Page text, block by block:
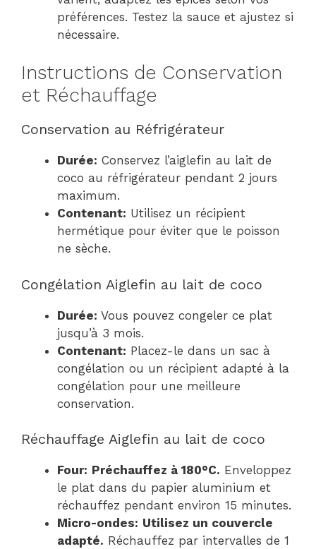
préférences. Testez la sauce et ajustez si
nécessaire.
Instructions de Conservation
et Réchauffage
Conservation au Réfrigérateur
Durée: Conservez l’aiglefin au lait de
coco au réfrigérateur pendant 2 jours
maximum.
Contenant: Utilisez un récipient
hermétique pour éviter que le poisson
ne sèche.
Congélation Aiglefin au lait de coco
Durée: Vous pouvez congeler ce plat
jusqu’à 3 mois.
Contenant: Placez-le dans un sac à
congélation ou un récipient adapté à la
congélation pour une meilleure
conservation.
Réchauffage Aiglefin au lait de coco
Four: Préchauffez à 180°C. Enveloppez
le plat dans du papier aluminium et
réchauffez pendant environ 15 minutes.
Micro-ondes: Utilisez un couvercle
adapté. Réchauffez par intervalles de 1